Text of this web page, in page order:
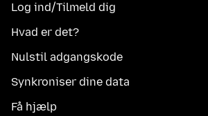
Log ind/Tilmeld dig
Hvad er det?
Nulstil adgangskode
Synkroniser dine data
Få hjælp